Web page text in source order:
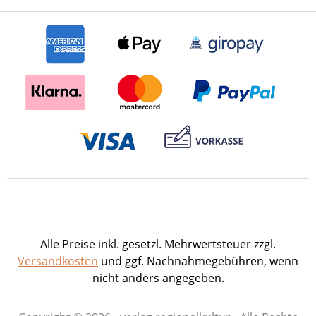
Alle Preise inkl. gesetzl. Mehrwertsteuer zzgl.
Versandkosten und ggf. Nachnahmegebühren, wenn
nicht anders angegeben.